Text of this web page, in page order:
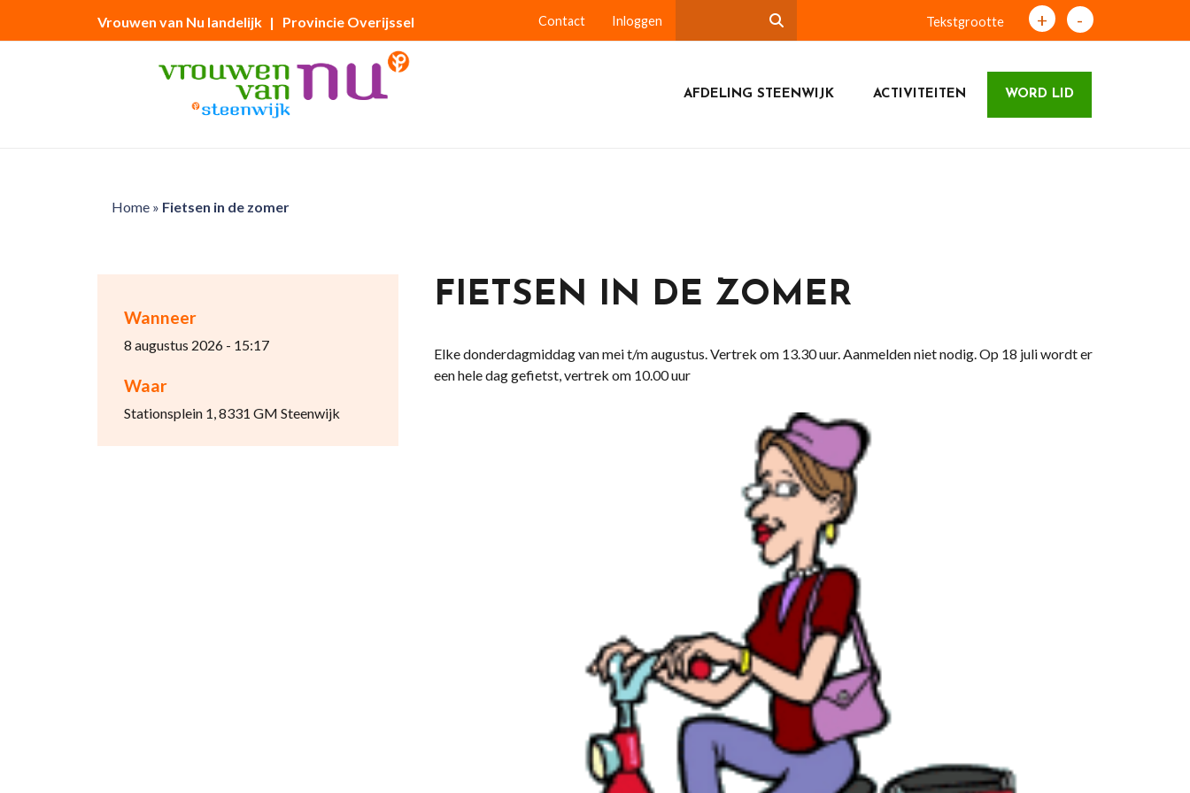
Vrouwen van Nu landelijk | Provincie Overijssel Contact Inloggen Tekstgrootte + -
AFDELING STEENWIJK ACTIVITEITEN WORD LID
Home» Fietsen in de zomer
Wanneer
8 augustus 2026 - 15:17
Waar
Stationsplein 1, 8331 GM Steenwijk
FIETSEN IN DE ZOMER
Elke donderdagmiddag van mei t/m augustus. Vertrek om 13.30 uur. Aanmelden niet nodig. Op 18 juli wordt er
een hele dag gefietst, vertrek om 10.00 uur